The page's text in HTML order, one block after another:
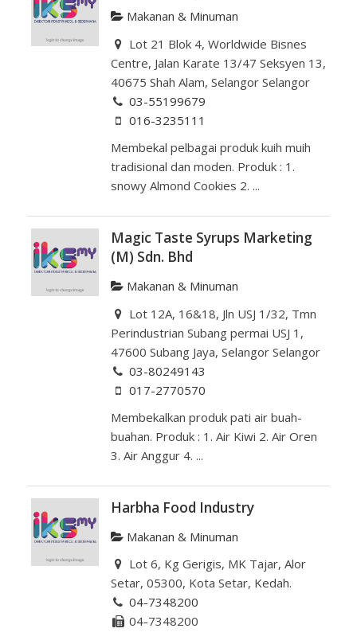
Makanan & Minuman
Lot 21 Blok 4, Worldwide Bisnes
Centre, Jalan Karate 13/47 Seksyen 13,
40675 Shah Alam, Selangor Selangor
03-55199679
016-3235111
Membekal pelbagai produk kuih muih
tradisional dan moden. Produk : 1.
snowy Almond Cookies 2. ...
Magic Taste Syrups Marketing
(M) Sdn. Bhd
Makanan & Minuman
Lot 12A, 16&18, Jln USJ 1/32, Tmn
Perindustrian Subang permai USJ 1,
47600 Subang Jaya, Selangor Selangor
03-80249143
017-2770570
Membekalkan produk pati air buah-
buahan. Produk : 1. Air Kiwi 2. Air Oren
3. Air Anggur 4. ...
Harbha Food Industry
Makanan & Minuman
Lot 6, Kg Gerigis, MK Tajar, Alor
Setar, 05300, Kota Setar, Kedah.
04-7348200
04-7348200